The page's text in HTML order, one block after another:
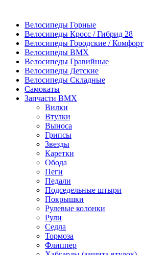
Велосипеды Горные
Велосипеды Кросс / Гибрид 28
Велосипеды Городские / Комфорт
Велосипеды BMX
Велосипеды Гравийные
Велосипеды Детские
Велосипеды Складные
Самокаты
Запчасти BMX
Вилки
Втулки
Выноса
Грипсы
Звезды
Каретки
Обода
Пеги
Педали
Подседельные штыри
Покрышки
Рулевые колонки
Рули
Седла
Тормоза
Флиппер